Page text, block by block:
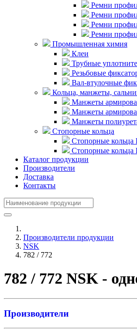
Ремни
Ремни
Ремни
Ремни
Промышленная химия
Клеи
Трубные
Резьбовые
Вал-втулочные
Кольца, манжеты,
Манжеты
Манжеты
Манжеты
Стопорные кольца
Стопорные кольца
Стопорные кольца
Каталог продукции
Производители
Доставка
Контакты
Производители продукции
NSK
782 / 772
782 / 772 NSK -
Производители